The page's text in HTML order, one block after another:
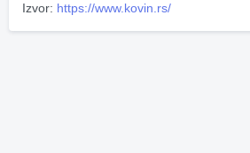
Izvor: https://www.kovin.rs/